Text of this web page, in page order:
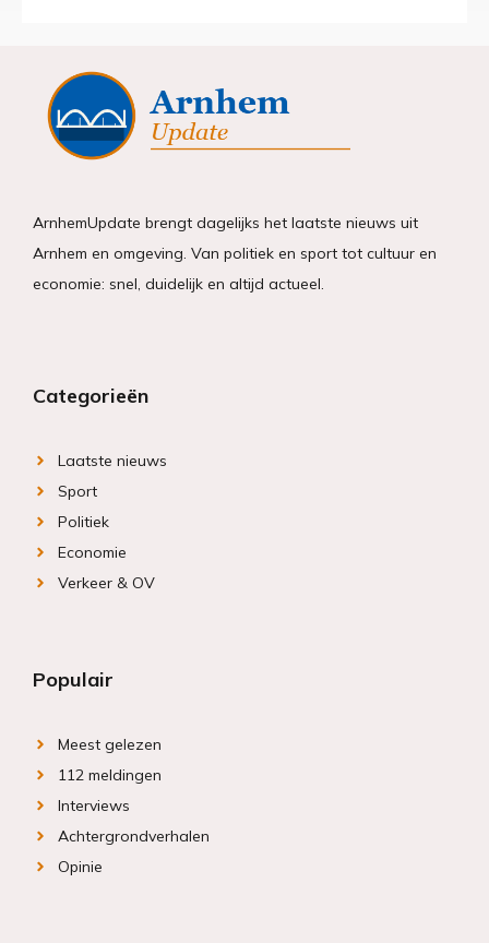
ArnhemUpdate brengt dagelijks het laatste nieuws uit
Arnhem en omgeving. Van politiek en sport tot cultuur en
economie: snel, duidelijk en altijd actueel.
Categorieën
Laatste nieuws
Sport
Politiek
Economie
Verkeer & OV
Populair
Meest gelezen
112 meldingen
Interviews
Achtergrondverhalen
Opinie